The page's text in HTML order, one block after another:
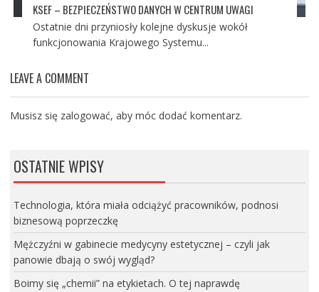
KSEF – BEZPIECZEŃSTWO DANYCH W CENTRUM UWAGI
Ostatnie dni przyniosły kolejne dyskusje wokół
funkcjonowania Krajowego Systemu...
LEAVE A COMMENT
Musisz się zalogować, aby móc dodać komentarz.
OSTATNIE WPISY
Technologia, która miała odciążyć pracowników, podnosi
biznesową poprzeczkę
Mężczyźni w gabinecie medycyny estetycznej – czyli jak
panowie dbają o swój wygląd?
Boimy się „chemii” na etykietach. O tej naprawdę